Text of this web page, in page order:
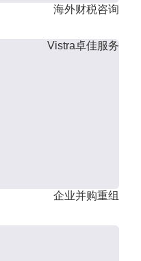
海外财税咨询
Vistra卓佳服务
企业并购重组